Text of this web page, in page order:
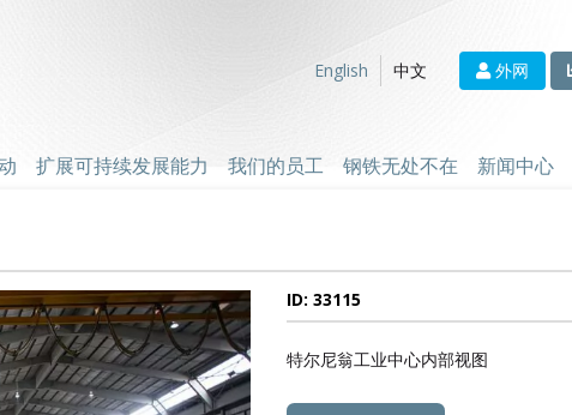
English 中文 外网
扩展可持续发展能力 我们的员工 钢铁无处不在 新闻中心
ID: 33115
特尔尼翁工业中心内部视图